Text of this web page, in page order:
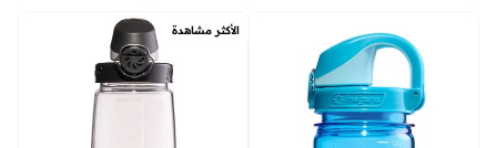
الأكثر مشاهدة